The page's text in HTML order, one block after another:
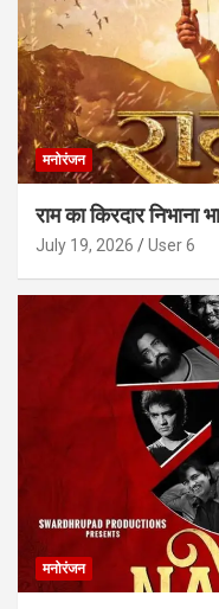
मनोरंजन
राम का किरदार निभाना
July 19, 2026 User 6
मनोरंजन